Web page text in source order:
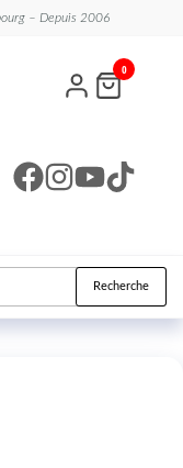
– Depuis 2006
0
Recherche